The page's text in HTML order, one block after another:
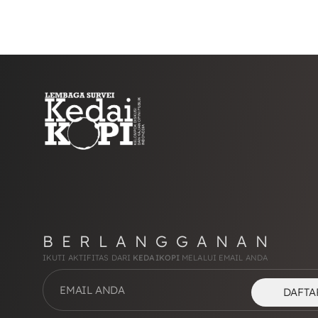
BERLANGGANAN
IKUTI AKTIFITAS DARI KEDAIKOPI MELALUI EMAIL ANDA